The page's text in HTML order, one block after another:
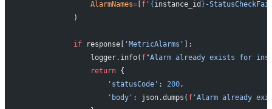
                AlarmNames
=[f' {instance_id } -
            )
            if
response[ 'MetricAlarms' ]:
                logger.info(
f"Alarm already exists for
                return
{
                    'statusCode'
: 200,
                    'body'
: json.dumps( f'Alarm already